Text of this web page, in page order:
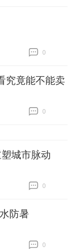
0
究竟能不能卖
0
城市脉动
0
防暑
0